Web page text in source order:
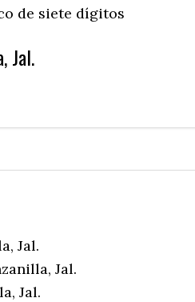
de siete dígitos
Jal.
Jal.
Jal.
Jal.